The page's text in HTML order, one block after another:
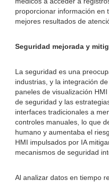
proporcionar información en
mejores resultados de
Seguridad mejorada y
La seguridad es una
industrias, y la integración
paneles de visualización
de seguridad y las
interfaces tradicionales a
controles manuales, lo que
humano y aumentaba el
HMI impulsados ​​por IA
mecanismos de seguridad
Al analizar datos en tiempo